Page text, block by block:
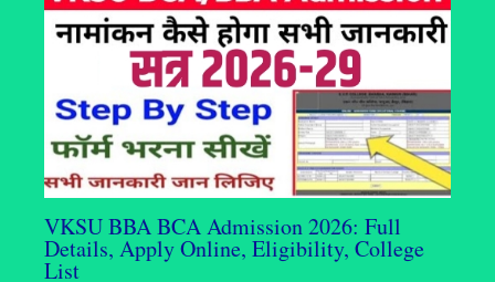
VKSU BBA BCA Admission 2026: Full
Details, Apply Online, Eligibility, College
List